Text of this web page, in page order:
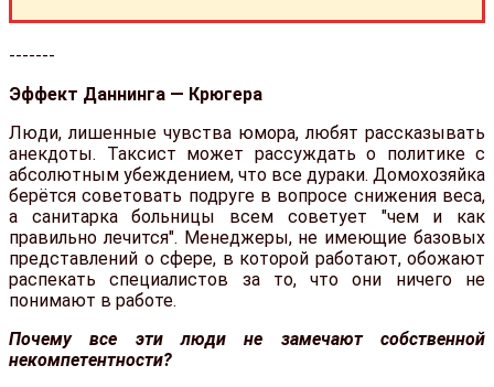
-------
Эффект Даннинга — Крюгера
Люди, лишенные чувства юмора, любят рассказывать
анекдоты. Таксист может рассуждать о политике с
абсолютным убеждением, что все дураки. Домохозяйка
берётся советовать подруге в вопросе снижения веса,
а санитарка больницы всем советует "чем и как
правильно лечится". Менеджеры, не имеющие базовых
представлений о сфере, в которой работают, обожают
распекать специалистов за то, что они ничего не
понимают в работе.
Почему все эти люди не замечают собственной
некомпетентности?